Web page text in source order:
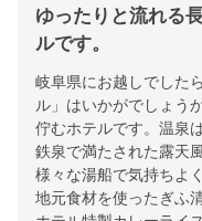
ＪＲ岐阜駅、名鉄岐阜駅
アム前下車すぐ。または
ゆったりと流れる
ルです。
岐阜県にお越しでした
ル」はいかがでしょう
佇むホテルです。温泉
鉄泉で満たされた露天
様々な湯船で気持ちよ
地元食材を使ったぎふ